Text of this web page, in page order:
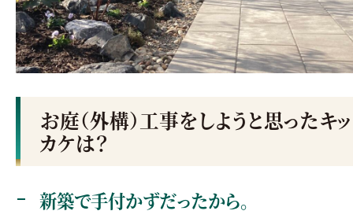
お庭（外構）工事をしようと思ったキッ
カケは？
新築で手付かずだったから。